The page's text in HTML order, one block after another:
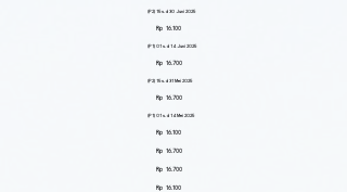
(P2) 15 s.d 30 Juni 2025
Rp 16.100
(P1) 01 s.d 14 Juni 2025
Rp 16.700
(P2) 15 s.d 31 Mei 2025
Rp 16.700
(P1) 01 s.d 14 Mei 2025
Rp 16.100
Rp 16.700
Rp 16.700
Rp 16.100